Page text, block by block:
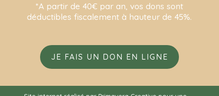
*A partir de 40€ par an, vos dons sont
déductibles fiscalement à hauteur de 45%.
JE FAIS UN DON EN LIGNE